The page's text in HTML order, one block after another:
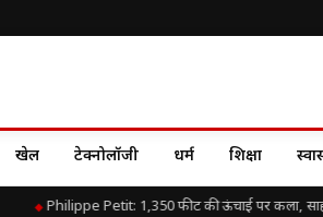
खेल टेक्नोलॉजी धर्म शिक्षा
Philippe Petit: 1,350 फीट की ऊंचाई पर कला,